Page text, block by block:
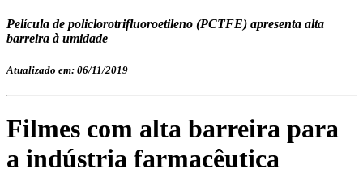
Película de policlorotrifluoroetileno (PCTFE) apresenta alta
barreira à umidade
Atualizado em: 06/11/2019
Filmes com alta barreira para
a indústria farmacêutica